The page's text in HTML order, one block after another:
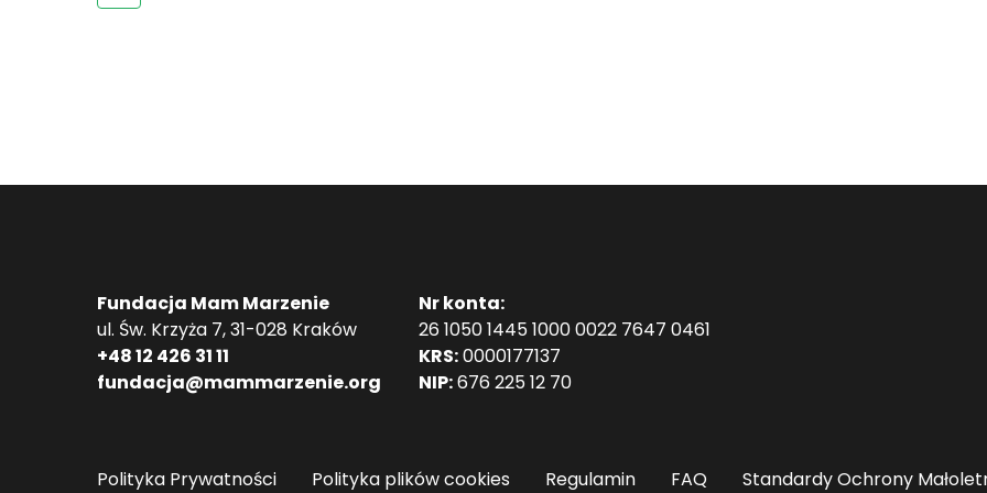
Fundacja Mam Marzenie
ul. Św. Krzyża 7, 31-028 Kraków
+48 12 426 31 11
fundacja@mammarzenie.org
Nr konta:
26 1050 1445 1000 0022 7647 0461
KRS:0000177137
NIP:676 225 12 70
Polityka Prywatności Polityka plików cookies Regulamin FAQ Standardy Ochrony